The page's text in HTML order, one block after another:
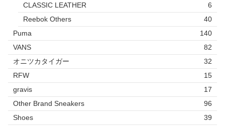
CLASSIC LEATHER
6
Reebok Others
40
Puma
140
VANS
82
オニツカタイガー
32
RFW
15
gravis
17
Other Brand Sneakers
96
Shoes
39